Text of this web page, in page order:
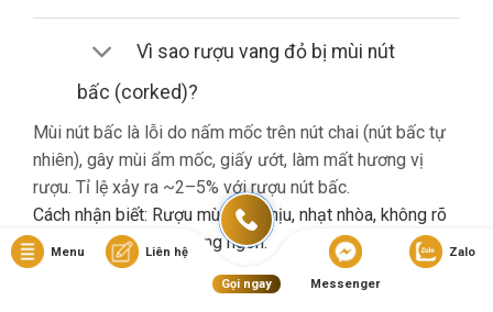
Vì sao rượu vang đỏ bị mùi nút
bấc (corked)?
Mùi nút bấc là lỗi do nấm mốc trên nút chai (nút bấc tự
nhiên), gây mùi ẩm mốc, giấy ướt, làm mất hương vị
rượu. Tỉ lệ xảy ra ~2–5% với rượu nút bấc.
Cách nhận biết: Rượu mùi khó chịu, nhạt nhòa, không rõ
hương trái cây dù là vang ngon.
Nếu gặp lỗi này, bạn nên liên hệ cửa hàng đổi trả (nếu có
Menu Liên hệ
Gọi ngay Messenger
Zalo